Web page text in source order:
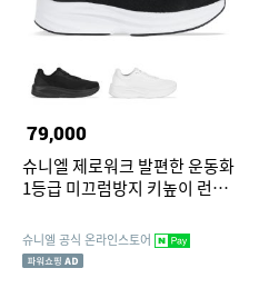
79,000
슈니엘 제로워크 발편한 운동화
1등급 미끄럼방지 키높이 런닝
슈니엘 공식 온라인스토어